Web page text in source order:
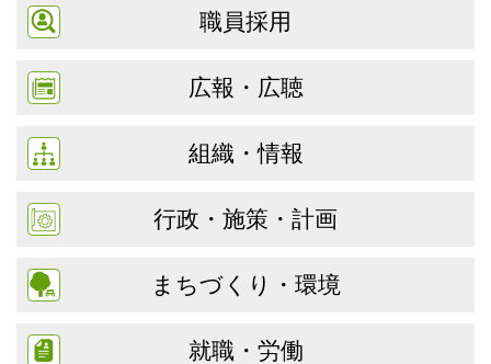
職員採用
広報・広聴
組織・情報
行政・施策・計画
まちづくり・環境
就職・労働